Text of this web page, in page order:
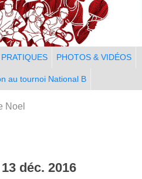
PHOTOS & VIDÉOS
au tournoi National B
Noel
13 déc. 2016